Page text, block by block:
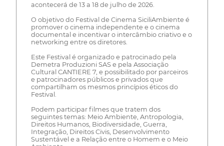
acontecerá de 13 a 18 de julho de 2026.
O objetivo do Festival de Cinema SiciliAmbiente é
promover o cinema independente e o cinema
documental e incentivar o intercâmbio criativo e o
networking entre os diretores.
Este Festival é organizado e patrocinado pela
Demetra Produzioni SAS e pela Associação
Cultural CANTIERE 7, e possibilitado por parceiros
e patrocinadores públicos e privados que
compartilham os mesmos princípios éticos do
Festival.
Podem participar filmes que tratem dos
seguintes temas: Meio Ambiente, Antropologia,
Direitos Humanos, Biodiversidade, Guerra,
Integração, Direitos Civis, Desenvolvimento
Sustentável e a Relação entre o Homem e o Meio